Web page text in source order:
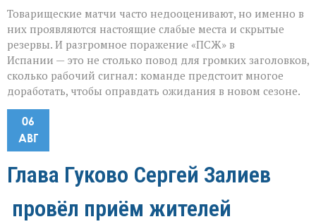
Товарищеские матчи часто недооценивают, но именно в
них проявляются настоящие слабые места и скрытые
резервы. И разгромное поражение «ПСЖ» в
Испании — это не столько повод для громких заголовков,
сколько рабочий сигнал: команде предстоит многое
доработать, чтобы оправдать ожидания в новом сезоне.
06
АВГ
Глава Гуково Сергей Залиев
провёл приём жителей